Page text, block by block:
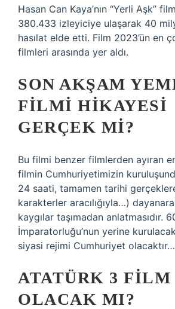
Hasan Can Kaya’nın “Yerli Aşk”
380.433 izleyiciye ulaşarak 40
hasılat elde etti. Film 2023’ün en
filmleri arasında yer aldı.
SON AKŞAM
FILMI HIKAYESI
GERÇEK MI?
Bu filmi benzer filmlerden ayıran
filmin Cumhuriyetimizin
24 saati, tamamen tarihi
karakterler aracılığıyla…)
kaygılar taşımadan anlatmasıdır.
İmparatorluğu’nun yerine
siyasi rejimi Cumhuriyet olacaktır…
ATATÜRK 3 FILM
OLACAK MI?